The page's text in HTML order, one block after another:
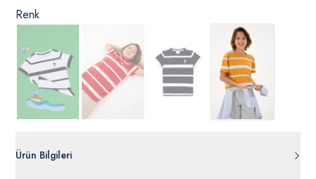
Renk
Ürün Bilgileri